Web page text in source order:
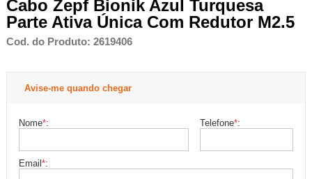
Cabo Zepf Bionik Azul Turquesa
Parte Ativa Única Com Redutor M2.5
Cod. do Produto: 2619406
Avise-me quando chegar
Nome*: Telefone*:
Email*: